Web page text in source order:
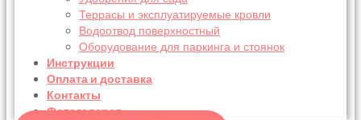
Террасы и эксплуатируемые кровли
Водоотвод поверхностный
Оборудование для паркинга и стоянок
Инструкции
Оплата и доставка
Контакты
Фотогалерея